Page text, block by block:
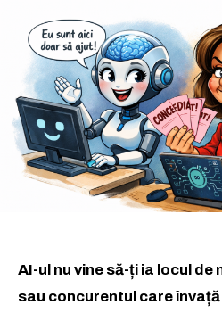
AI-ul nu vine să-ți ia locul
sau concurentul care